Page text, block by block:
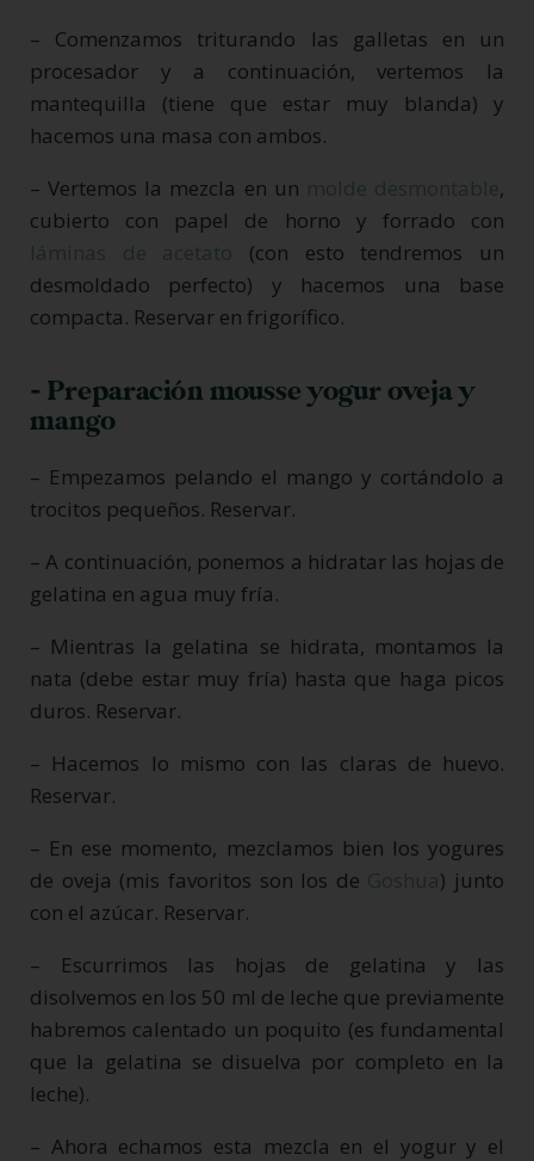
– Comenzamos triturando las galletas en un
procesador y a continuación, vertemos la
mantequilla (tiene que estar muy blanda) y
hacemos una masa con ambos.
– Vertemos la mezcla en un molde desmontable,
cubierto con papel de horno y forrado con
láminas de acetato (con esto tendremos un
desmoldado perfecto) y hacemos una base
compacta. Reservar en frigorífico.
- Preparación mousse yogur oveja y
mango
– Empezamos pelando el mango y cortándolo a
trocitos pequeños. Reservar.
– A continuación, ponemos a hidratar las hojas de
gelatina en agua muy fría.
– Mientras la gelatina se hidrata, montamos la
nata (debe estar muy fría) hasta que haga picos
duros. Reservar.
– Hacemos lo mismo con las claras de huevo.
Reservar.
– En ese momento, mezclamos bien los yogures
de oveja (mis favoritos son los de Goshua) junto
con el azúcar. Reservar.
– Escurrimos las hojas de gelatina y las
disolvemos en los 50 ml de leche que previamente
habremos calentado un poquito (es fundamental
que la gelatina se disuelva por completo en la
leche).
– Ahora echamos esta mezcla en el yogur y el